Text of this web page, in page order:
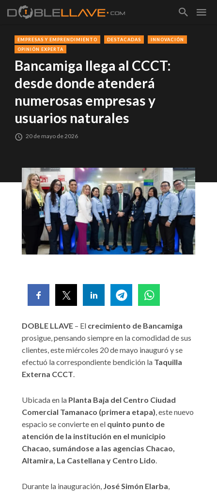
EMPRESAS Y EMPRENDIMIENTO DESTACADAS
INNOVACIÓN
OPINIÓN EXPERTA
Bancamiga llega al CCCT:
desde donde atenderá
numerosas empresas y
usuarios naturales
20 de mayo de 2026
DOBLE LLAVE – El crecimiento de Bancamiga
prosigue, pensando siempre en la comodidad de sus
clientes, este miércoles 20 de mayo inauguró y se
efectuó la correspondiente bendición la Taquilla
Externa CCCT.
Ubicada en la Planta Baja del Centro Ciudad
Comercial Tamanaco (primera etapa), este nuevo
espacio se convierte en el quinto punto de
atención de la institución en el municipio
Chacao, sumándose a las agencias Chacao,
Altamira, La Castellana y Centro Lido.
Durante la inauguración, José Simón Elarba,